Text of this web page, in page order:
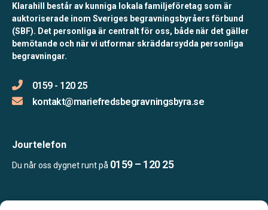
Klarahill består av kunniga lokala familjeföretag som är
auktoriserade inom Sveriges begravningsbyråers förbund
(SBF). Det personliga är centralt för oss, både när det gäller
bemötande och när vi utformar skräddarsydda personliga
begravningar.
0159 - 120 25
kontakt@mariefredsbegravningsbyra.se
Jourtelefon
Du når oss dygnet runt på 0159 – 120 25